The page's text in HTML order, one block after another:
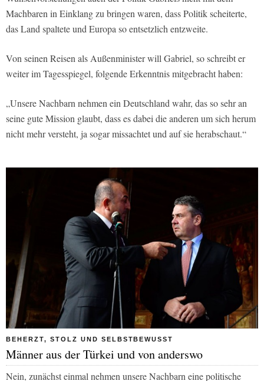
Machbaren in Einklang zu bringen waren, dass Politik scheiterte,
das Land spaltete und Europa so entsetzlich entzweite.
Von seinen Reisen als Außenminister will Gabriel, so schreibt er
weiter im Tagesspiegel, folgende Erkenntnis mitgebracht haben:
„Unsere Nachbarn nehmen ein Deutschland wahr, das so sehr an
seine gute Mission glaubt, dass es dabei die anderen um sich herum
nicht mehr versteht, ja sogar missachtet und auf sie herabschaut.“
BEHERZT, STOLZ UND SELBSTBEWUSST
Männer aus der Türkei und von anderswo
Nein, zunächst einmal nehmen unsere Nachbarn eine politische